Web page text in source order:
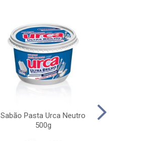
Sabão Pasta Urca Neutro
500g